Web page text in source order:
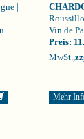
|
Vin de
Preis:
MwSt.,
Mehr